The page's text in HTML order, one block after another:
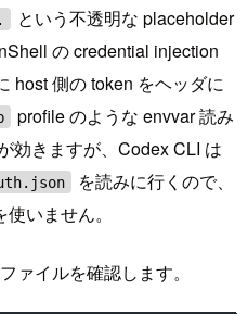
という不透明な placeholder
の credential injection
host 側の token をヘッダに
profile のような envvar 読み
効きますが、Codex CLI は
を読みに行くので、
いません。
ァイルを確認します。